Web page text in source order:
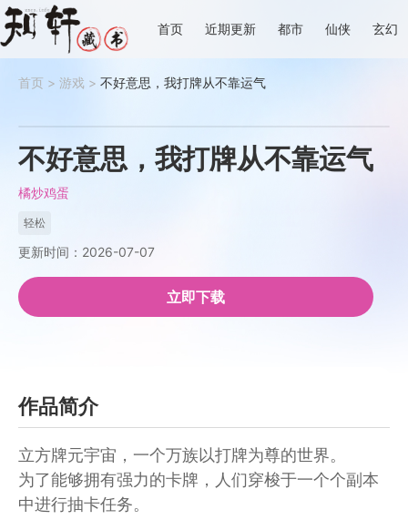
首页 近期更新 都市 仙侠 玄幻
首页 > 游戏 > 不好意思，我打牌从不靠运气
不好意思，我打牌从不靠运气
橘炒鸡蛋
轻松
更新时间：2026-07-07
立即下载
作品简介
立方牌元宇宙，一个万族以打牌为尊的世界。
为了能够拥有强力的卡牌，人们穿梭于一个个副本
中进行抽卡任务。